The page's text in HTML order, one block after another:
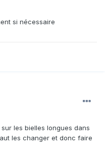
si nécessaire
les bielles longues dans
les changer et donc faire